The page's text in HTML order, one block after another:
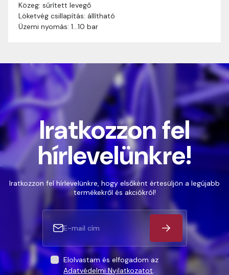
Közeg: sűrített levegő
Löketvég csillapítás: állítható
Üzemi nyomás: 1…10 bar
díjat a vásárlás folyamata során megtekinthetitek,
mielőtt a rendelést véglegesítitek.
Iratkozzon fel
hírlevelünkre!
Iratkozzon fel hírlevelünkre, hogy elsőként értesüljön a legújabb
termékekről és akciókról!
Elolvastam és elfogadom az
Adatvédelmi Nyilatkozatot.